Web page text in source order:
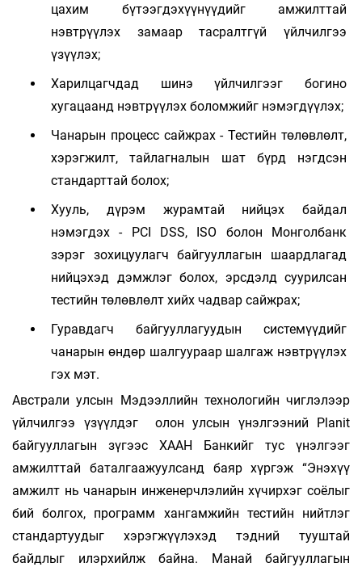
цахим бүтээгдэхүүнүүдийг амжилттай
нэвтрүүлэх замаар тасралтгүй үйлчилгээ
үзүүлэх;
Харилцагчдад шинэ үйлчилгээг богино
хугацаанд нэвтрүүлэх боломжийг нэмэгдүүлэх;
Чанарын процесс сайжрах - Тестийн төлөвлөлт,
хэрэгжилт, тайлагналын шат бүрд нэгдсэн
стандарттай болох;
Хууль, дүрэм журамтай нийцэх байдал
нэмэгдэх - PCI DSS, ISO болон Монголбанк
зэрэг зохицуулагч байгууллагын шаардлагад
нийцэхэд дэмжлэг болох, эрсдэлд суурилсан
тестийн төлөвлөлт хийх чадвар сайжрах;
Гуравдагч байгууллагуудын системүүдийг
чанарын өндөр шалгуураар шалгаж нэвтрүүлэх
гэх мэт.
Австрали улсын Мэдээллийн технологийн чиглэлээр
үйлчилгээ үзүүлдэг олон улсын үнэлгээний Planit
байгууллагын зүгээс ХААН Банкийг тус үнэлгээг
амжилттай баталгаажуулсанд баяр хүргэж “Энэхүү
амжилт нь чанарын инженерчлэлийн хүчирхэг соёлыг
бий болгох, программ хангамжийн тестийн нийтлэг
стандартуудыг хэрэгжүүлэхэд тэдний тууштай
байдлыг илэрхийлж байна. Манай байгууллагын